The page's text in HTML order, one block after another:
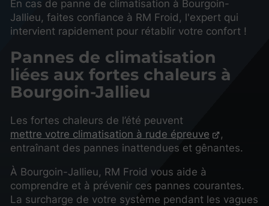
En cas de panne de climatisation à Bourgoin-
Jallieu, faites confiance à RM Froid, l'expert qui
intervient rapidement pour rétablir votre confort !
Pannes de climatisation
liées aux fortes chaleurs à
Bourgoin-Jallieu
Les fortes chaleurs de l’été peuvent
mettre votre climatisation à rude épreuve
,
entraînant des pannes inattendues et gênantes.
À Bourgoin-Jallieu, RM Froid vous aide à
comprendre et à prévenir ces pannes courantes.
La surcharge de votre système pendant les vagues